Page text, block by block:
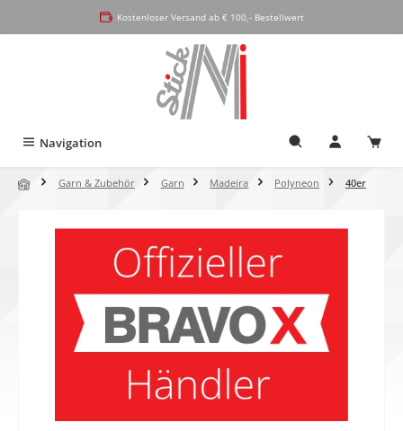
Kostenloser Versand ab € 100,- Bestellwert
Navigation
Garn & Zubehör Garn Madeira Polyneon 40er